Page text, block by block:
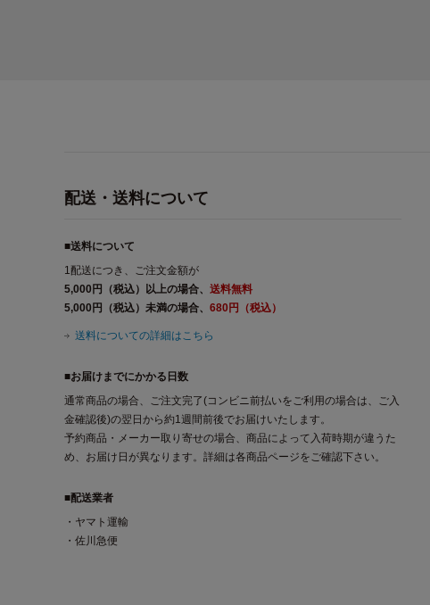
配送・送料について
■送料について
1配送につき、ご注文金額が
5,000円（税込）以上の場合、 送料無料
5,000円（税込）未満の場合、 680円（税込）
送料についての詳細はこちら
■お届けまでにかかる日数
通常商品の場合、ご注文完了(コンビニ前払いをご利用の場合は、ご入
金確認後)の翌日から約1週間前後でお届けいたします。
予約商品・メーカー取り寄せの場合、商品によって入荷時期が違うた
め、お届け日が異なります。詳細は各商品ページをご確認下さい。
■配送業者
・ヤマト運輸
・佐川急便